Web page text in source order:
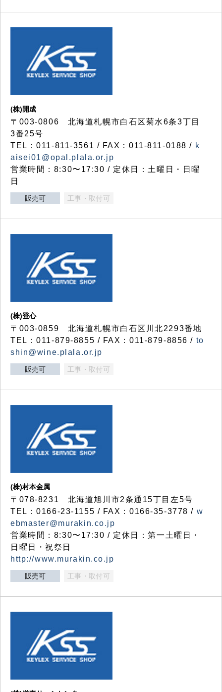
(株)開成
〒003-0806 北海道札幌市白石区菊水6条3丁目
3番25号
TEL：011-811-3561 / FAX：011-811-0188 / k
aisei01@opal.plala.or.jp
営業時間：8:30〜17:30 / 定休日：土曜日・日曜
日
販売可 工事・取付可
(株)登心
〒003-0859 北海道札幌市白石区川北2293番地
TEL：011-879-8855 / FAX：011-879-8856 / to
shin@wine.plala.or.jp
販売可 工事・取付可
(株)村本金属
〒078-8231 北海道旭川市2条通15丁目左5号
TEL：0166-23-1155 / FAX：0166-35-3778 / w
ebmaster@murakin.co.jp
営業時間：8:30〜17:30 / 定休日：第一土曜日・
日曜日・祝祭日
http://www.murakin.co.jp
販売可 工事・取付可